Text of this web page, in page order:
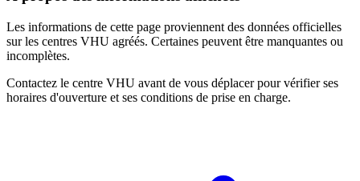
Les informations de cette page proviennent des données officielles
sur les centres VHU agréés. Certaines peuvent être manquantes ou
incomplètes.
Contactez le centre VHU avant de vous déplacer pour vérifier ses
horaires d'ouverture et ses conditions de prise en charge.